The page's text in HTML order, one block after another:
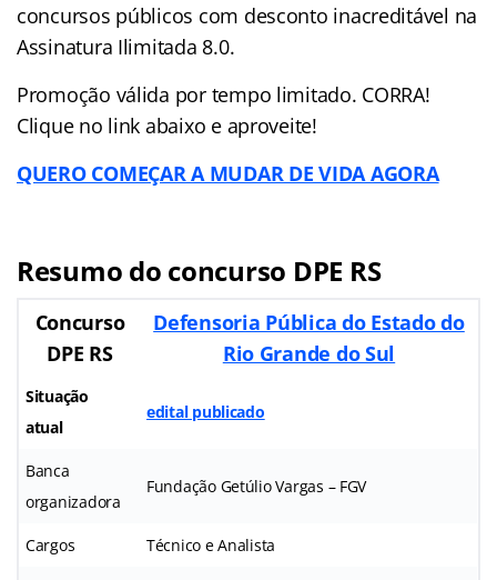
concursos públicos com desconto inacreditável na
Assinatura Ilimitada 8.0.
Promoção válida por tempo limitado. CORRA!
Clique no link abaixo e aproveite!
QUERO COMEÇAR A MUDAR DE VIDA AGORA
Resumo do concurso DPE RS
Concurso
DPE RS
Defensoria Pública do Estado do
Rio Grande do Sul
Situação
atual
edital publicado
Banca
organizadora
Fundação Getúlio Vargas – FGV
Cargos Técnico e Analista